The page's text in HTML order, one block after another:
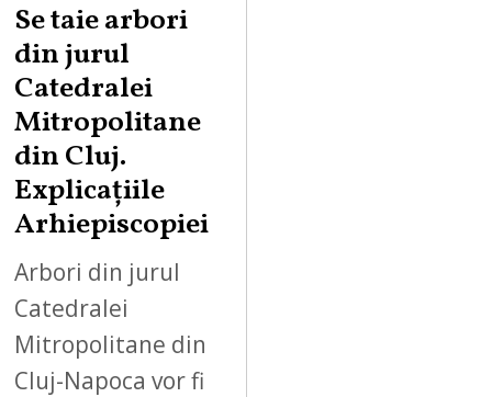
Se taie arbori
din jurul
Catedralei
Mitropolitane
din Cluj.
Explicațiile
Arhiepiscopiei
Arbori din jurul
Catedralei
Mitropolitane din
Cluj-Napoca vor fi